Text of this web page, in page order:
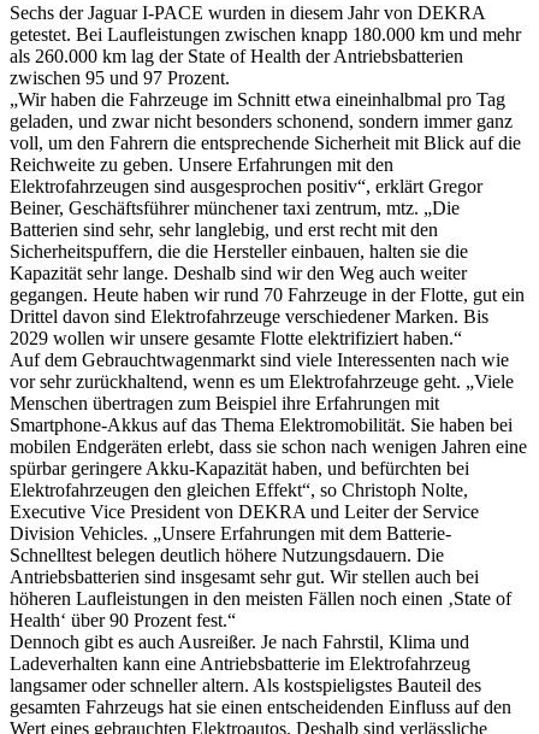
Sechs der Jaguar I-PACE wurden in diesem Jahr von DEKRA
getestet. Bei Laufleistungen zwischen knapp 180.000 km und mehr
als 260.000 km lag der State of Health der Antriebsbatterien
zwischen 95 und 97 Prozent.
„Wir haben die Fahrzeuge im Schnitt etwa eineinhalbmal pro Tag
geladen, und zwar nicht besonders schonend, sondern immer ganz
voll, um den Fahrern die entsprechende Sicherheit mit Blick auf die
Reichweite zu geben. Unsere Erfahrungen mit den
Elektrofahrzeugen sind ausgesprochen positiv“, erklärt Gregor
Beiner, Geschäftsführer münchener taxi zentrum, mtz. „Die
Batterien sind sehr, sehr langlebig, und erst recht mit den
Sicherheitspuffern, die die Hersteller einbauen, halten sie die
Kapazität sehr lange. Deshalb sind wir den Weg auch weiter
gegangen. Heute haben wir rund 70 Fahrzeuge in der Flotte, gut ein
Drittel davon sind Elektrofahrzeuge verschiedener Marken. Bis
2029 wollen wir unsere gesamte Flotte elektrifiziert haben.“
Auf dem Gebrauchtwagenmarkt sind viele Interessenten nach wie
vor sehr zurückhaltend, wenn es um Elektrofahrzeuge geht. „Viele
Menschen übertragen zum Beispiel ihre Erfahrungen mit
Smartphone-Akkus auf das Thema Elektromobilität. Sie haben bei
mobilen Endgeräten erlebt, dass sie schon nach wenigen Jahren eine
spürbar geringere Akku-Kapazität haben, und befürchten bei
Elektrofahrzeugen den gleichen Effekt“, so Christoph Nolte,
Executive Vice President von DEKRA und Leiter der Service
Division Vehicles. „Unsere Erfahrungen mit dem Batterie-
Schnelltest belegen deutlich höhere Nutzungsdauern. Die
Antriebsbatterien sind insgesamt sehr gut. Wir stellen auch bei
höheren Laufleistungen in den meisten Fällen noch einen ‚State of
Health‘ über 90 Prozent fest.“
Dennoch gibt es auch Ausreißer. Je nach Fahrstil, Klima und
Ladeverhalten kann eine Antriebsbatterie im Elektrofahrzeug
langsamer oder schneller altern. Als kostspieligstes Bauteil des
gesamten Fahrzeugs hat sie einen entscheidenden Einfluss auf den
Wert eines gebrauchten Elektroautos. Deshalb sind verlässliche